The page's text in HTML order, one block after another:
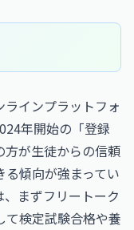
インプラットフォ
年開始の「登録
方が生徒からの信頼
傾向が強まってい
まずフリートーク
て検定試験合格や養